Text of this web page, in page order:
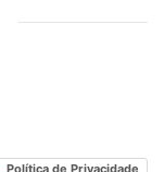
Política de Privacidade